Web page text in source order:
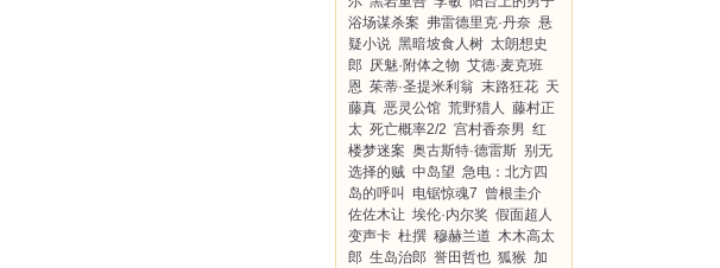
浴场谋杀案 弗雷德里克·丹奈 悬
疑小说 黑暗坡食人树 太朗想史
郎 厌魅·附体之物 艾德·麦克班
恩 茱蒂·圣提米利翁 末路狂花 天
藤真 恶灵公馆 荒野猎人 藤村正
太 死亡概率2/2 宫村香奈男 红
楼梦迷案 奥古斯特·德雷斯 别无
选择的贼 中岛望 急电：北方四
岛的呼叫
电锯惊魂7 曾根圭介
佐佐木让 埃伦·内尔奖 假面超人
变声卡 杜撰 穆赫兰道 木木高太
郎 生岛治郎 誉田哲也 狐猴 加